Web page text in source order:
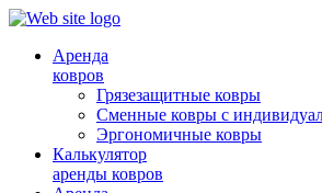
Аренда
ковров
Грязезащитные ковры
Сменные ковры с
Эргономичные ковры
Калькулятор
аренды ковров